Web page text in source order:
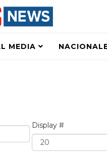
MEDIA
Display #